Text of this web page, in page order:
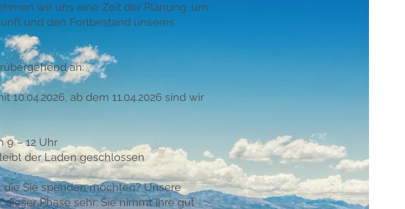
wir uns eine Zeit der Planung, um
und den Fortbestand unseres
an:
10.04.2026, ab dem 11.04.2026 sind wir
9 – 12 Uhr
der Laden geschlossen
Sie spenden möchten? Unsere
Phase sehr: Sie nimmt Ihre gut